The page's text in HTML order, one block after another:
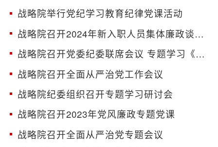
战略院举行党纪学习教育纪律党课活动
战略院召开2024年新入职人员集体廉政谈话活动
战略院召开党委纪委联席会议 专题学习《中国共产党纪律处分条例》
战略院召开全面从严治党工作会议
战略院纪委组织召开专题学习研讨会
战略院召开2023年党风廉政专题党课
战略院召开全面从严治党专题会议